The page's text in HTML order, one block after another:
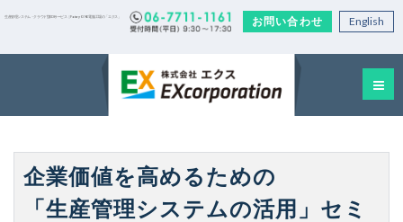
お問い合わせ English
生産管理システム・クラウド型EDIサービス｜Factory-ONE 電脳工場の「エクス」
企業価値を高めるための
「生産管理システムの活用」セミ